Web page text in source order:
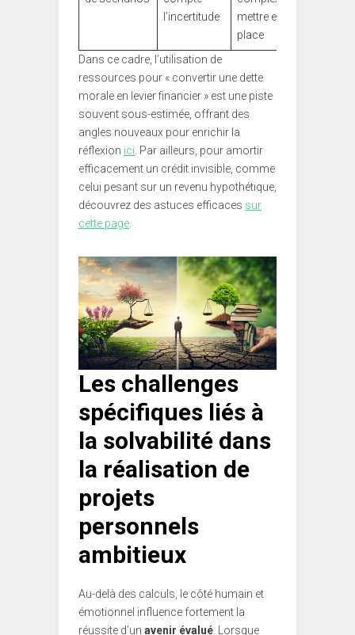
l’incertitude
mettre en
place
Dans ce cadre, l’utilisation de
ressources pour « convertir une dette
morale en levier financier » est une piste
souvent sous-estimée, offrant des
angles nouveaux pour enrichir la
réflexion ici. Par ailleurs, pour amortir
efficacement un crédit invisible, comme
celui pesant sur un revenu hypothétique,
découvrez des astuces efficaces sur
cette page.
Les challenges
spécifiques liés à
la solvabilité dans
la réalisation de
projets
personnels
ambitieux
Au-delà des calculs, le côté humain et
émotionnel influence fortement la
réussite d’un avenir évalué. Lorsque